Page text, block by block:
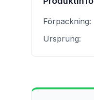
Förpackning:
Ursprung: